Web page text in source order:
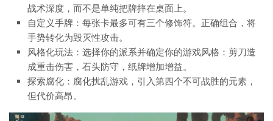
战术深度，而不是单纯把牌摔在桌面上。
自定义手牌：每张卡最多可有三个修饰符。正确组合，将
手势转化为毁灭性攻击。
风格化玩法：选择你的派系并确定你的游戏风格：剪刀造
成重击伤害，石头防守，纸牌增加增益。
探索腐化：腐化扰乱游戏，引入第四个不可战胜的元素，
但代价高昂。